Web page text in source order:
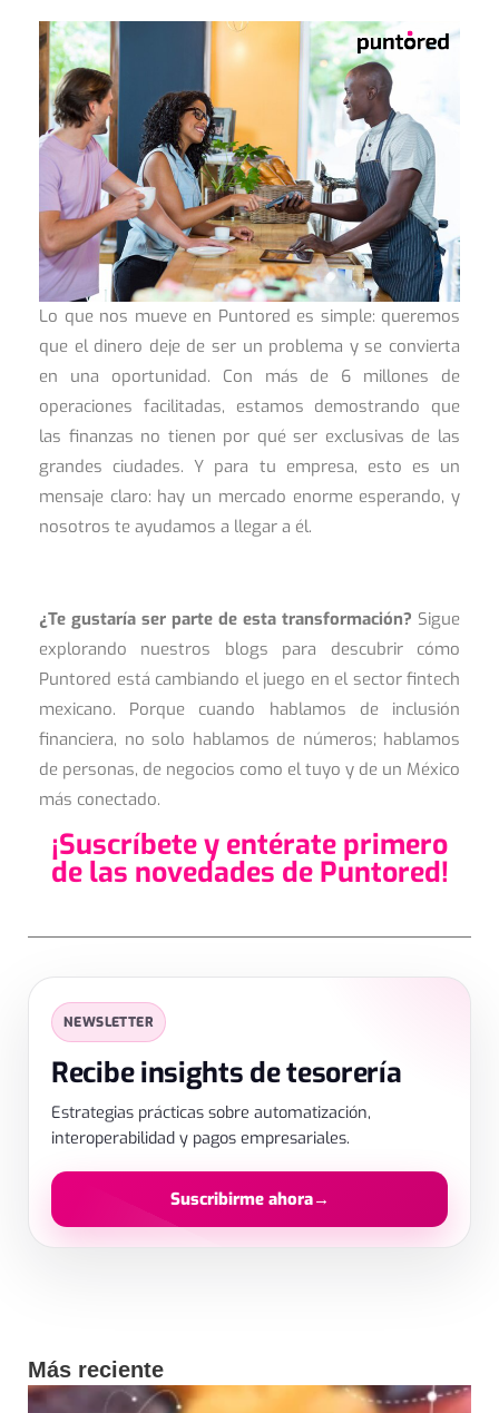
Lo que nos mueve en Puntored es simple: queremos
que el dinero deje de ser un problema y se convierta
en una oportunidad. Con más de 6 millones de
operaciones facilitadas, estamos demostrando que
las finanzas no tienen por qué ser exclusivas de las
grandes ciudades. Y para tu empresa, esto es un
mensaje claro: hay un mercado enorme esperando, y
nosotros te ayudamos a llegar a él.
¿Te gustaría ser parte de esta transformación? Sigue
explorando nuestros blogs para descubrir cómo
Puntored está cambiando el juego en el sector fintech
mexicano. Porque cuando hablamos de inclusión
financiera, no solo hablamos de números; hablamos
de personas, de negocios como el tuyo y de un México
más conectado.
¡Suscríbete y entérate primero
de las novedades de Puntored!
NEWSLETTER
Recibe insights de tesorería
Estrategias prácticas sobre automatización,
interoperabilidad y pagos empresariales.
Suscribirme ahora→
✕
Más reciente